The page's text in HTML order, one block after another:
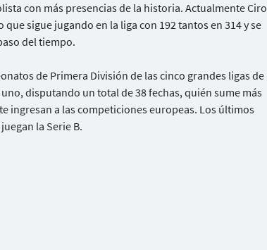
con más presencias de la historia. Actualmente Ciro
sigue jugando en la liga con 192 tantos en 314 y se
del tiempo.
de Primera División de las cinco grandes ligas de
disputando un total de 38 fechas, quién sume más
ingresan a las competiciones europeas. Los últimos
la Serie B.